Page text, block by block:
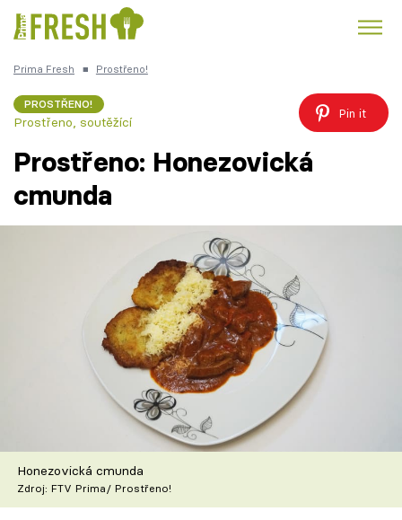
Česká kuchyně
TV Program
Škola vaření
Recepty z TV
Speciál: Cuketa
Prima Fresh ■ Prostřeno!
PROSTŘENO!
Prostřeno, soutěžící
Pin it
Prostřeno: Honezovická
cmunda
Honezovická cmunda
Zdroj: FTV Prima/ Prostřeno!